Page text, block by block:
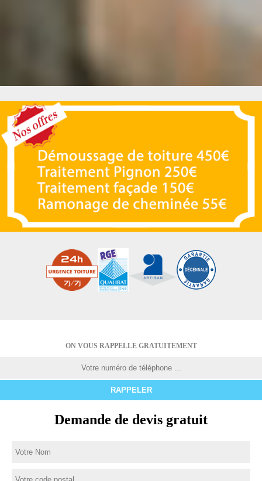
ON VOUS RAPPELLE GRATUITEMENT
Demande de devis gratuit